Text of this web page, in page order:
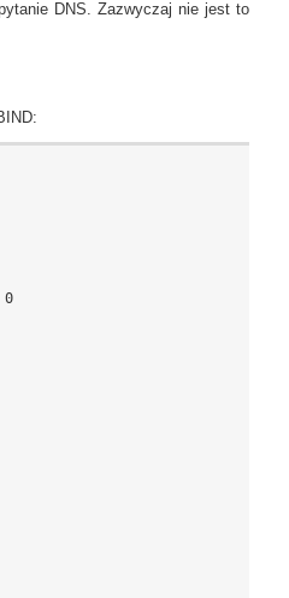
DNS. Zazwyczaj nie jest to
0